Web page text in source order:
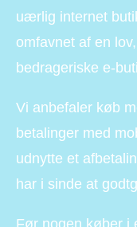
uærlig internet
omfavnet af en
bedrageriske e-
Vi anbefaler køb
betalinger med
udnytte et
har i sinde at
Før nogen køber i